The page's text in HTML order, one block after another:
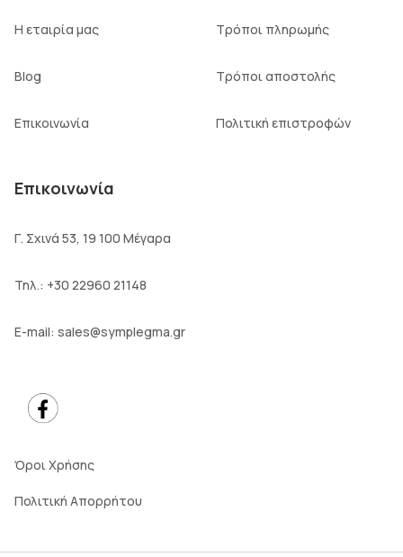
Η εταιρία μας
Blog
Επικοινωνία
Τρόποι πληρωμής
Τρόποι αποστολής
Πολιτική επιστροφών
Επικοινωνία
Γ. Σχινά 53, 19 100 Μέγαρα
Τηλ.: +30 22960 21148
E-mail: sales@symplegma.gr
Όροι Χρήσης
Πολιτική Απορρήτου